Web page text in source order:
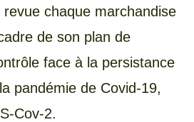
chaque marchandise
de son plan de
face à la persistance
pandémie de Covid-19,
Cov-2.